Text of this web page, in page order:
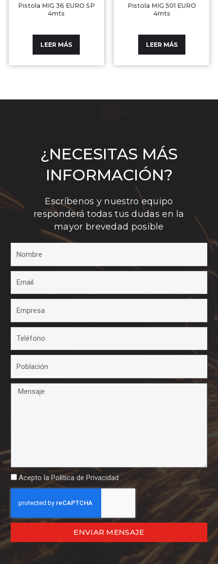
Pistola MIG 36 EURO SP
4mts
LEER MÁS
Pistola MIG 501 EURO
4mts
LEER MÁS
¿NECESITAS MÁS
INFORMACIÓN?
Escríbenos y nuestro equipo
responderá todas tus dudas en la
mayor brevedad posible
Acepto la Política de Privacidad
ENVIAR MENSAJE